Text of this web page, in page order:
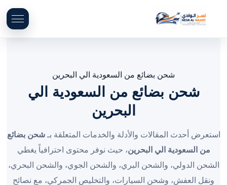
شحن بضائع من السعودية الي البحرين
شحن بضائع من السعودية الي
البحرين
استعرض أحدث المقالات والأدلة والخدمات المتعلقة بـشحن بضائع
من السعودية الي البحرين، حيث نوفر محتوى احترافياً يغطي
الشحن الدولي، والشحن البري، والشحن الجوي، والشحن البحري،
ونقل العفش، وشحن السيارات، والتخليص الجمركي، مع نصائح